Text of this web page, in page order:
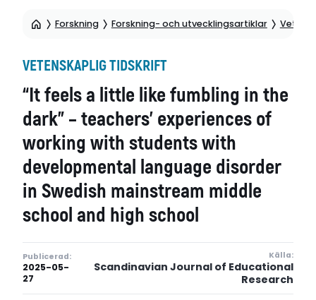
Forskning Forskning- och utvecklingsartiklar
VETENSKAPLIG TIDSKRIFT
“It feels a little like fumbling in the
dark” – teachers’ experiences of
working with students with
developmental language disorder
in Swedish mainstream middle
school and high school
Publicerad:
2025-05-
27
Källa:
Scandinavian Journal of Educational
Research